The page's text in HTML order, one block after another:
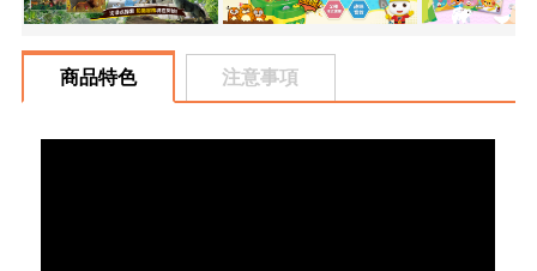
商品特色 注意事項